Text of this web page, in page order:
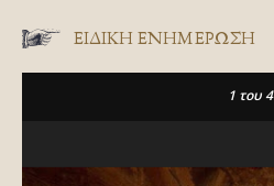
ΕΙΔΙΚΉ ΕΝΗΜΈΡΩΣΗ
1 του 4